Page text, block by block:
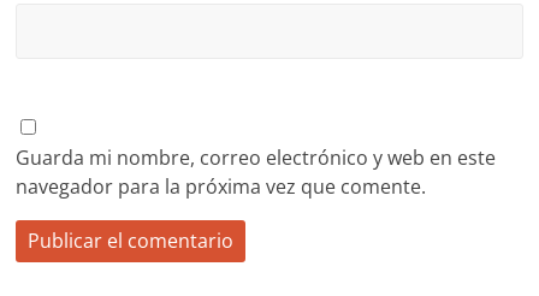
Guarda mi nombre, correo electrónico y web en este
navegador para la próxima vez que comente.